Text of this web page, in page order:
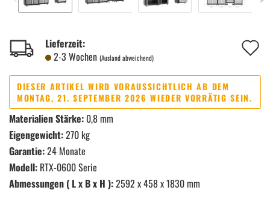
Lieferzeit:
2-3 Wochen (Ausland abweichend)
DIESER ARTIKEL WIRD VORAUSSICHTLICH AB DEM
MONTAG, 21. SEPTEMBER 2026 WIEDER VORRÄTIG SEIN.
Materialien Stärke: 0,8 mm
Eigengewicht:270 kg
Garantie:24 Monate
Modell: RTX-0600 Serie
Abmessungen ( L x B x H ):2592 x 458 x 1830 mm